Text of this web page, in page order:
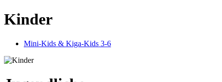
Kinder
Mini-Kids & Kiga-Kids 3-6